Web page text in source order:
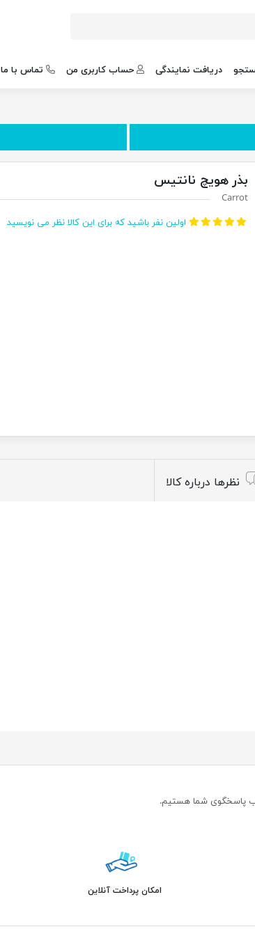
دریافت نمایندگی حساب کاربری من تماس با ما
بذر هویچ نانتیس
Carrot
اولین نفر باشید که برای این کالا نظر می نویسید
نظرها درباره کالا
امکان پرداخت آنلاین